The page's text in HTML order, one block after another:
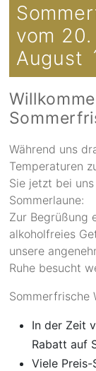
vom
August
Während uns
Temperaturen
Sie jetzt bei
Sommerlaune:
Zur Begrüßung
alkoholfreies
unsere
Ruhe besucht
Sommerfrische
In der Zeit
Rabatt auf
Viele